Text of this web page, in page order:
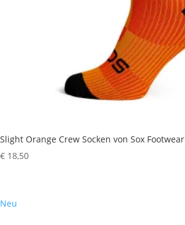
Slight Orange Crew Socken von Sox Footwear
€ 18,50
Neu